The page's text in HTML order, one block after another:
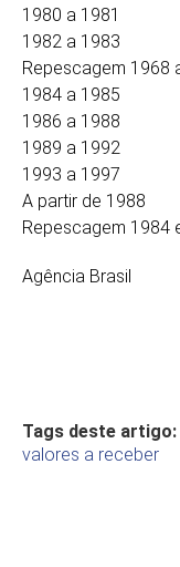
1980 a
1982 a
Repescagem
1984 a
1986 a
1989 a
1993 a
A partir de
Repescagem
Agência Brasil
Tags deste artigo:
valores a receber